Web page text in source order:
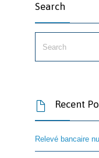
Search
 Recent
Relevé bancaire